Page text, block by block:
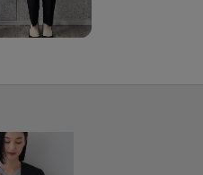
）を通しにくくします。この効果は